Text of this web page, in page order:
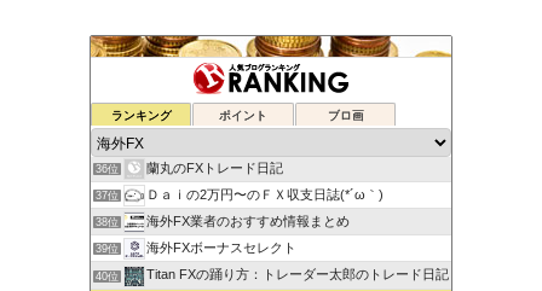
ランキング ポイント ブロ画
34位 元FX業者による必勝システムトレード！
35位
36位 蘭丸のFXトレード日記
37位 Ｄａｉの2万円〜のＦＸ収支日誌(*´ω｀)
38位 海外FX業者のおすすめ情報まとめ
39位 海外FXボーナスセレクト
40位 Titan FXの踊り方：トレーダー太郎のトレード日記